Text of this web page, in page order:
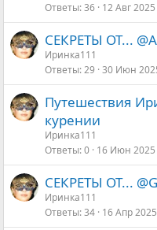
Ответы 36 12 Авг 2025
СЕКРЕТЫ ОТ...
Иринка111
Ответы 29 30 Июн
Путешествия
курении
Иринка111
Ответы 0 16 Июн 2025
СЕКРЕТЫ ОТ...
Иринка111
Ответы 34 16 Апр 2025